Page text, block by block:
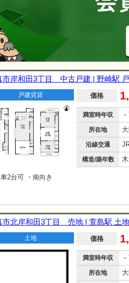
市岸和田3丁目 中古戸建 | 野崎駅
戸建賃貸 価格
満室時年収
所在地
沿線交通
構造/築年数
2台可 ・南向き
市北岸和田3丁目 売地 | 萱島駅 土地
土地 価格
満室時年収
所在地